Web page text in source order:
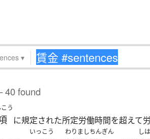
▾
found
う
に規定された所定労働時間を超えて
いっこう わりましちんぎん し